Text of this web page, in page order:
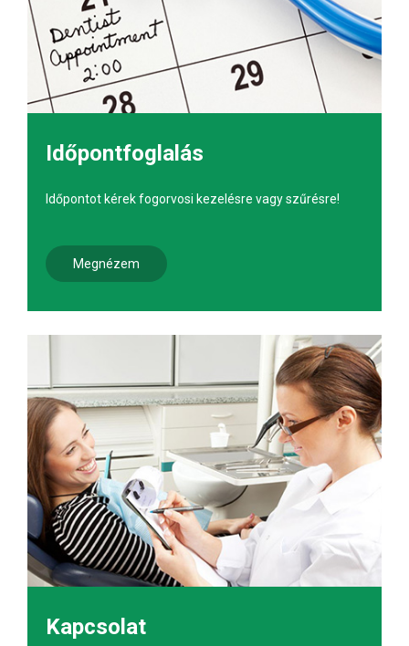
Időpontfoglalás
Időpontot kérek fogorvosi kezelésre vagy szűrésre!
Megnézem
Kapcsolat